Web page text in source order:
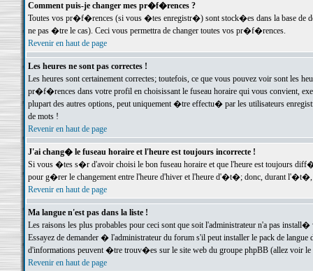
Comment puis-je changer mes pr�f�rences ?
Toutes vos pr�f�rences (si vous �tes enregistr�) sont stock�es dans la base de
ne pas �tre le cas). Ceci vous permettra de changer toutes vos pr�f�rences.
Revenir en haut de page
Les heures ne sont pas correctes !
Les heures sont certainement correctes; toutefois, ce que vous pouvez voir sont
pr�f�rences dans votre profil en choisissant le fuseau horaire qui vous convient,
plupart des autres options, peut uniquement �tre effectu� par les utilisateurs
de mots !
Revenir en haut de page
J'ai chang� le fuseau horaire et l'heure est toujours incorrecte !
Si vous �tes s�r d'avoir choisi le bon fuseau horaire et que l'heure est toujours
pour g�rer le changement entre l'heure d'hiver et l'heure d'�t�; donc, durant
Revenir en haut de page
Ma langue n'est pas dans la liste !
Les raisons les plus probables pour ceci sont que soit l'administrateur n'a pas
Essayez de demander � l'administrateur du forum s'il peut installer le pack de
d'informations peuvent �tre trouv�es sur le site web du groupe phpBB (allez voir le
Revenir en haut de page